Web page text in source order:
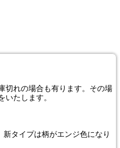
切れの場合も有ります。その場
いたします。
タイプは柄がエンジ色になり